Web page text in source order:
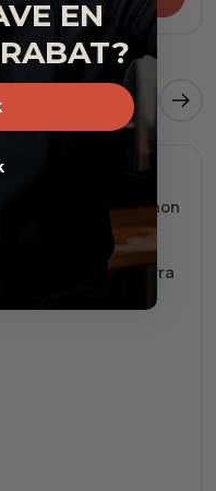
og glace. Kanon
kød jeg har set og
virkelig lækker
spist en wagyu bøf fra
EN